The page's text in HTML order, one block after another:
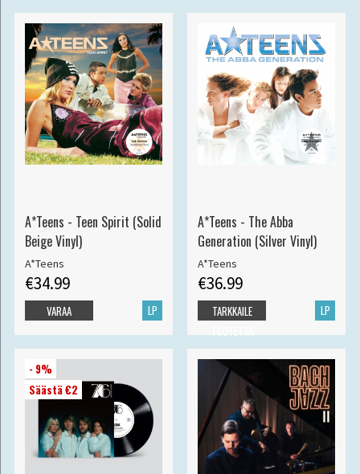
A*Teens - Teen Spirit (Solid
Beige Vinyl)
A*Teens
€34.99
LP
VARAA
A*Teens - The Abba
Generation (Silver Vinyl)
A*Teens
€36.99
LP
TARKKAILE
- 9%
Säästä €2